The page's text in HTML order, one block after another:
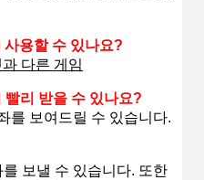
용할 수 있나요?
다른 게임
빨리 받을 수 있나요?
를 보여드릴 수 있습니다.
보낼 수 있습니다. 또한